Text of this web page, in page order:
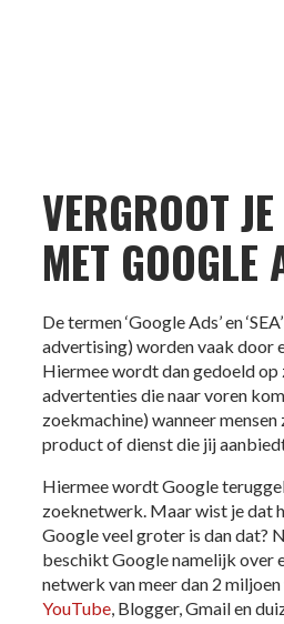
VERGROOT
MET GOOGLE
De termen ‘Google Ads’ en
advertising) worden vaak door
Hiermee wordt dan gedoeld op
advertenties die naar voren
zoekmachine) wanneer mensen
product of dienst die jij
Hiermee wordt Google
zoeknetwerk. Maar wist je dat
Google veel groter is dan dat?
beschikt Google namelijk over
netwerk van meer dan 2
YouTube, Blogger, Gmail en